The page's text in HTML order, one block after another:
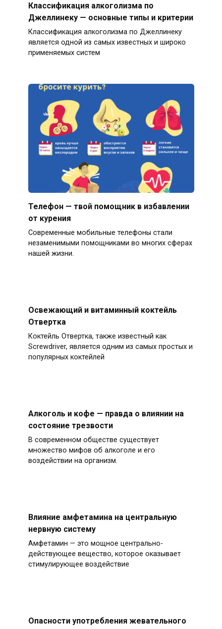
Классификация алкоголизма по
Джеллинеку — основные типы и критерии
Классификация алкоголизма по Джеллинеку
является одной из самых известных и широко
применяемых систем
Телефон — твой помощник в избавлении
от курения
Современные мобильные телефоны стали
незаменимыми помощниками во многих сферах
нашей жизни.
Освежающий и витаминный коктейль
Отвертка
Коктейль Отвертка, также известный как
Screwdriver, является одним из самых простых и
популярных коктейлей
Алкоголь и кофе — правда о влиянии на
состояние трезвости
В современном обществе существует
множество мифов об алкоголе и его
воздействии на организм.
Влияние амфетамина на центральную
нервную систему
Амфетамин — это мощное центрально-
действующее вещество, которое оказывает
стимулирующее воздействие
Опасности употребления жевательного